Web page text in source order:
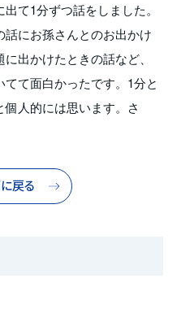
て1分ずつ話をしました。
にお孫さんとのお出かけ
出かけたときの話など、
て面白かったです。1分と
人的には思います。さ
戻る